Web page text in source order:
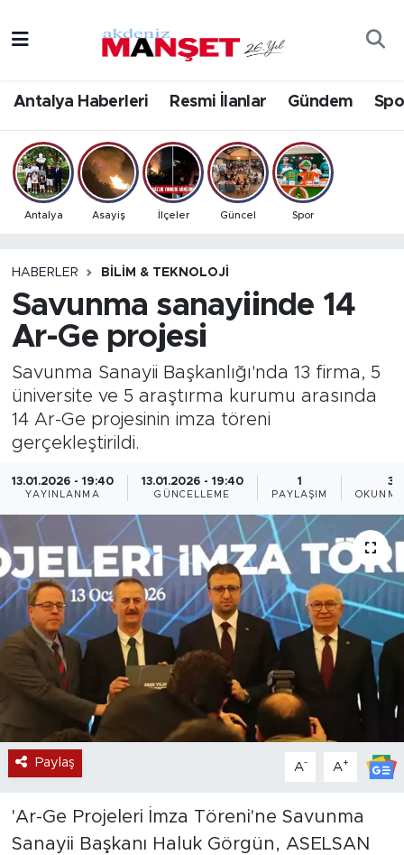
Antalya Haberleri Resmi İlanlar Gündem
Antalya Asayiş İlçeler Güncel Spor
HABERLER BILIM & TEKNOLOJI
Savunma sanayiinde 14
Ar-Ge projesi
Savunma Sanayii Başkanlığı'nda 13 firma, 5
üniversite ve 5 araştırma kurumu arasında
14 Ar-Ge projesinin imza töreni
gerçekleştirildi.
13.01.2026 - 19:40
YAYINLANMA
13.01.2026 - 19:40
GÜNCELLEME
1
PAYLAŞIM
3
Paylaş A- A+
'Ar-Ge Projeleri İmza Töreni'ne Savunma
Sanayii Başkanı Haluk Görgün, ASELSAN
Bilim & Teknoloji
Eğitim
Ekonomi
Gündem
İlçeler
Kültür- Sanat
Magazin
Özel Haber
Politika
Resmi İlanlar
Sağlık
Spor
Turizm
Antalya Hava Durumu
Antalya Namaz Vakitleri
Antalya Trafik Yoğunluk Haritası
Tüm Manşetler
Son Dakika Haberleri
Haber Arşivi